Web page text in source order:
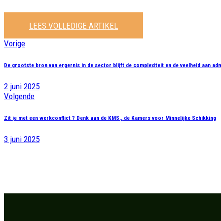
LEES VOLLEDIGE ARTIKEL
Vorige
De grootste bron van ergernis in de sector blijft de complexiteit en de veelheid aan
2 juni 2025
Volgende
Zit je met een werkconflict ? Denk aan de KMS., de Kamers voor Minnelijke Schikking
3 juni 2025